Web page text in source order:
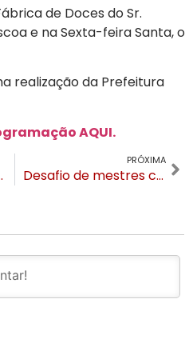
de Doces do Sr.
e na Sexta-feira Santa, o
realização da Prefeitura
AQUI.
de vendas dos ingressos
PRÓXIMA
Desafio de mestres confeiteiros é atração da ChocoPáscoa Gramado no fim de semana